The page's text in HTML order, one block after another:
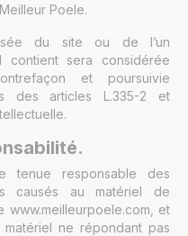
Poele.
du site ou de l’un
contient sera considérée
et poursuivie
des articles L.335-2 et
tenue responsable des
causés au matériel de
www.meilleurpoele.com, et
matériel ne répondant pas